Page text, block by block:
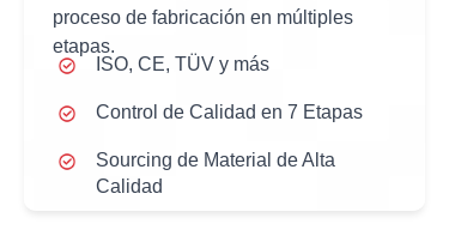
Control de Calidad en 7 Etapas
proceso de fabricación en múltiples
etapas.
ISO, CE, TÜV y más
Sourcing de Material de Alta
Calidad